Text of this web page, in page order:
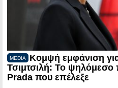
MEDIA
Κομψή εμφάνιση
Τσιμτσιλή: Το ψηλόμεσο
Prada που επέλεξε